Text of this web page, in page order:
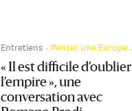
Entretiens Penser une Europe qui s’élargit
« Il est difficile d’oublier
l’empire », une
conversation avec